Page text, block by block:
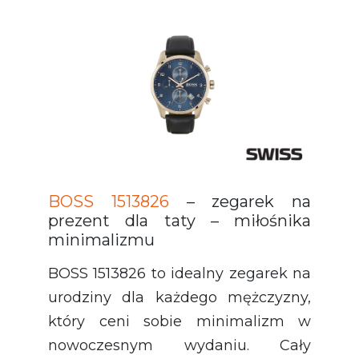
BOSS 1513826 – zegarek na
prezent dla taty – miłośnika
minimalizmu
BOSS 1513826 to idealny zegarek na
urodziny dla każdego mężczyzny,
który ceni sobie minimalizm w
nowoczesnym wydaniu. Cały